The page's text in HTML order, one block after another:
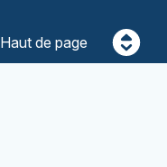
Haut de page